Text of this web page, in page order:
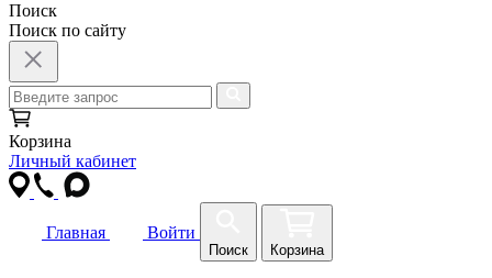
Поиск
Поиск по сайту
Корзина
Личный кабинет
Главная Войти
Поиск Корзина